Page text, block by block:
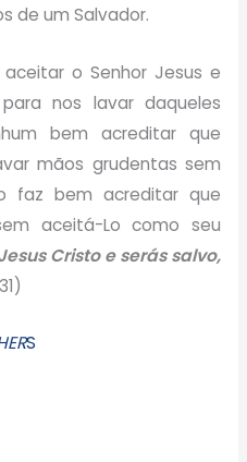
de um Salvador.
o Senhor Jesus e
nos lavar daqueles
bem acreditar que
mãos grudentas sem
faz bem acreditar que
aceitá-Lo como seu
Cristo e serás salvo,
S